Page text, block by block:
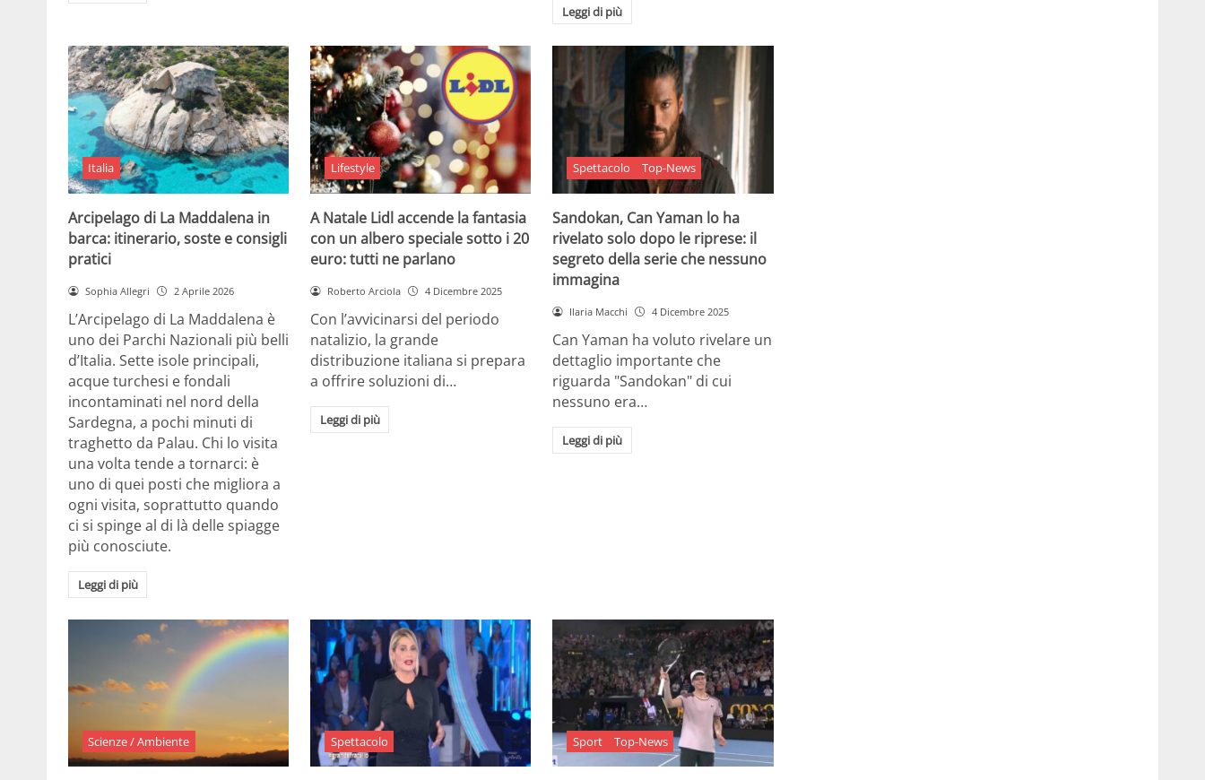
Leggi di più
Italia
Arcipelago di La Maddalena in
barca: itinerario, soste e consigli
pratici
Sophia Allegri 2 Aprile 2026
L’Arcipelago di La Maddalena è
uno dei Parchi Nazionali più belli
d’Italia. Sette isole principali,
acque turchesi e fondali
incontaminati nel nord della
Sardegna, a pochi minuti di
traghetto da Palau. Chi lo visita
una volta tende a tornarci: è
uno di quei posti che migliora a
ogni visita, soprattutto quando
ci si spinge al di là delle spiagge
più conosciute.
Leggi di più
Lifestyle
A Natale Lidl accende la fantasia
con un albero speciale sotto i 20
euro: tutti ne parlano
Roberto Arciola 4 Dicembre 2025
Con l’avvicinarsi del periodo
natalizio, la grande
distribuzione italiana si prepara
a offrire soluzioni di…
Leggi di più
Spettacolo Top-News
Sandokan, Can Yaman lo ha
rivelato solo dopo le riprese: il
segreto della serie che nessuno
immagina
Ilaria Macchi 4 Dicembre 2025
Can Yaman ha voluto rivelare un
dettaglio importante che
riguarda "Sandokan" di cui
nessuno era…
Leggi di più
Scienze / Ambiente Spettacolo Sport Top-News